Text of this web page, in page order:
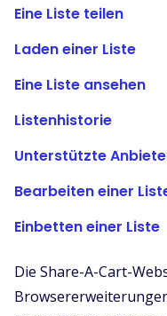
Eine Liste teilen
Laden einer Liste
Eine Liste ansehen
Listenhistorie
Unterstützte
Bearbeiten einer
Einbetten einer Liste
Die Share-A-Cart-